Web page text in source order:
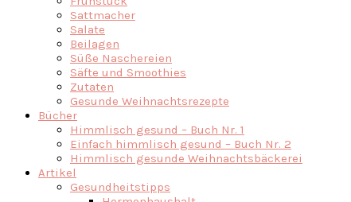
Sattmacher
Salate
Beilagen
Süße Naschereien
Säfte und Smoothies
Zutaten
Gesunde Weihnachtsrezepte
Bücher
Himmlisch gesund – Buch Nr. 1
Einfach himmlisch gesund – Buch Nr. 2
Himmlisch gesunde Weihnachtsbäckerei
Artikel
Gesundheitstipps